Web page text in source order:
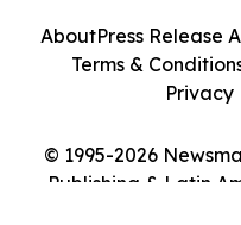
© 1995-2026
Publishing & Latin
AboutPress Release
Terms &
Privacy